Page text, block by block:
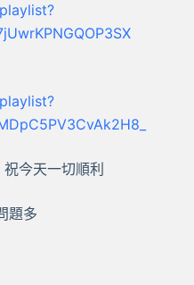
今天一切順利
題多